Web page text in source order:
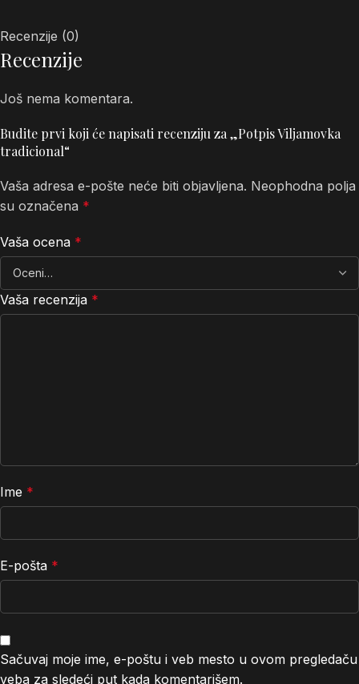
Recenzije (0)
Recenzije
Još nema komentara.
Budite prvi koji će napisati recenziju za „Potpis Viljamovka
tradicional“
Vaša adresa e-pošte neće biti objavljena. Neophodna polja
su označena *
Vaša ocena *
Vaša recenzija *
Ime *
E-pošta *
Sačuvaj moje ime, e-poštu i veb mesto u ovom pregledaču
veba za sledeći put kada komentarišem.